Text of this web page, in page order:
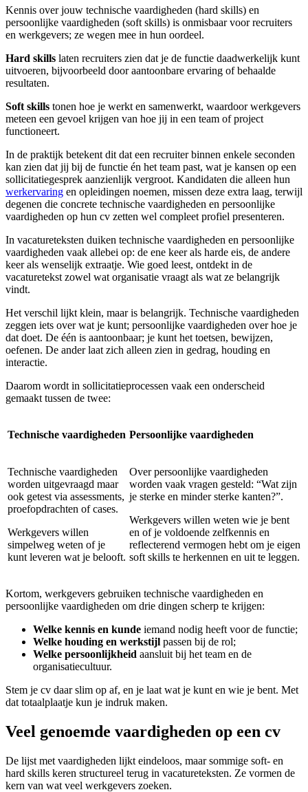
Kennis over jouw technische vaardigheden (hard skills) en
persoonlijke vaardigheden (soft skills) is onmisbaar voor recruiters
en werkgevers; ze wegen mee in hun oordeel.
Hard skills laten recruiters zien dat je de functie daadwerkelijk kunt
uitvoeren, bijvoorbeeld door aantoonbare ervaring of behaalde
resultaten.
Soft skills tonen hoe je werkt en samenwerkt, waardoor werkgevers
meteen een gevoel krijgen van hoe jij in een team of project
functioneert.
In de praktijk betekent dit dat een recruiter binnen enkele seconden
kan zien dat jij bij de functie én het team past, wat je kansen op een
sollicitatiegesprek aanzienlijk vergroot. Kandidaten die alleen hun
werkervaring en opleidingen noemen, missen deze extra laag, terwijl
degenen die concrete technische vaardigheden en persoonlijke
vaardigheden op hun cv zetten wel compleet profiel presenteren.
In vacatureteksten duiken technische vaardigheden en persoonlijke
vaardigheden vaak allebei op: de ene keer als harde eis, de andere
keer als wenselijk extraatje. Wie goed leest, ontdekt in de
vacaturetekst zowel wat organisatie vraagt als wat ze belangrijk
vindt.
Het verschil lijkt klein, maar is belangrijk. Technische vaardigheden
zeggen iets over wat je kunt; persoonlijke vaardigheden over hoe je
dat doet. De één is aantoonbaar; je kunt het toetsen, bewijzen,
oefenen. De ander laat zich alleen zien in gedrag, houding en
interactie.
Daarom wordt in sollicitatieprocessen vaak een onderscheid
gemaakt tussen de twee:
Technische vaardigheden Persoonlijke vaardigheden
Technische vaardigheden
worden uitgevraagd maar
ook getest via assessments,
proefopdrachten of cases.
Werkgevers willen
simpelweg weten of je
kunt leveren wat je belooft.
Over persoonlijke vaardigheden
worden vaak vragen gesteld: “Wat zijn
je sterke en minder sterke kanten?”.
Werkgevers willen weten wie je bent
en of je voldoende zelfkennis en
reflecterend vermogen hebt om je eigen
soft skills te herkennen en uit te leggen.
Kortom, werkgevers gebruiken technische vaardigheden en
persoonlijke vaardigheden om drie dingen scherp te krijgen:
Welke kennis en kunde iemand nodig heeft voor de functie;
Welke houding en werkstijl passen bij de rol;
Welke persoonlijkheid aansluit bij het team en de
organisatiecultuur.
Stem je cv daar slim op af, en je laat wat je kunt en wie je bent. Met
dat totaalplaatje kun je indruk maken.
Veel genoemde vaardigheden op een cv
De lijst met vaardigheden lijkt eindeloos, maar sommige soft- en
hard skills keren structureel terug in vacatureteksten. Ze vormen de
kern van wat veel werkgevers zoeken.